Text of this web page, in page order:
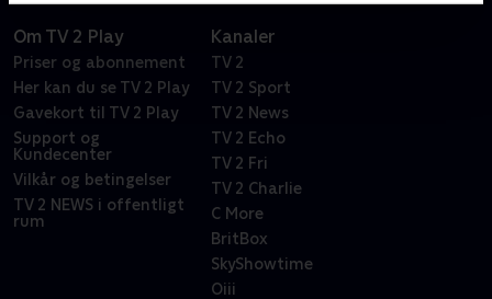
Om TV 2 Play
Priser og abonnement
Her kan du se TV 2 Play
Gavekort til TV 2 Play
Support og
Kundecenter
Vilkår og betingelser
TV 2 NEWS i offentligt
rum
Kanaler
TV 2
TV 2 Sport
TV 2 News
TV 2 Echo
TV 2 Fri
TV 2 Charlie
C More
BritBox
SkyShowtime
Oiii